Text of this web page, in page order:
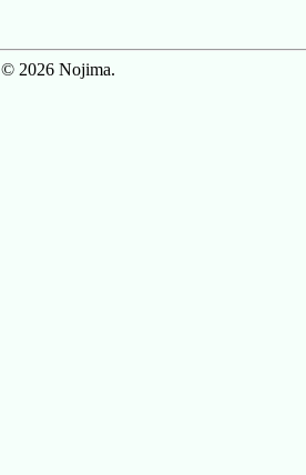
© 2026 Nojima.